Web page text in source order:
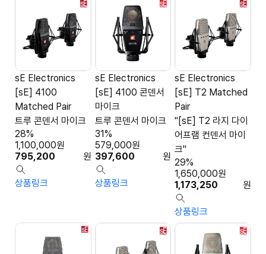
sE Electronics
[sE] 4100
Matched Pair
트루 콘덴서 마이크
795,200 원
1,100,000원
28%
상품링크
sE Electronics
[sE] 4100 콘덴서
마이크
트루 콘덴서 마이크
397,600 원
579,000원
31%
상품링크
sE Electronics
[sE] T2 Matched
Pair
"[sE] T2 라지 다이
어프램 컨덴서 마이
크"
1,173,250 원
1,650,000원
29%
상품링크